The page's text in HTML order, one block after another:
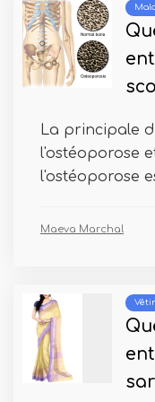
La principale
l'ostéoporose
l'ostéoporose
Maeva Marchal
Vêtir